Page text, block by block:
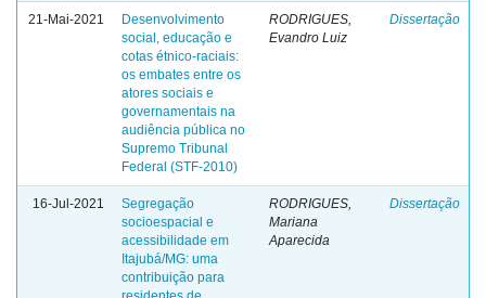
21-Mai-2021
Desenvolvimento
social, educação e
cotas étnico-raciais:
os embates entre os
atores sociais e
governamentais na
audiência pública no
Supremo Tribunal
Federal (STF-2010)
RODRIGUES,
Evandro Luiz
Dissertação
16-Jul-2021
Segregação
socioespacial e
acessibilidade em
Itajubá/MG: uma
contribuição para
RODRIGUES,
Mariana
Aparecida
Dissertação